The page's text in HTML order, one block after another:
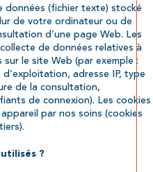
données (fichier texte) stocké
de votre ordinateur ou de
d’une page Web. Les
de données relatives à
le site Web (par exemple :
adresse IP, type
de la consultation,
de connexion). Les cookies
par nos soins (cookies
?